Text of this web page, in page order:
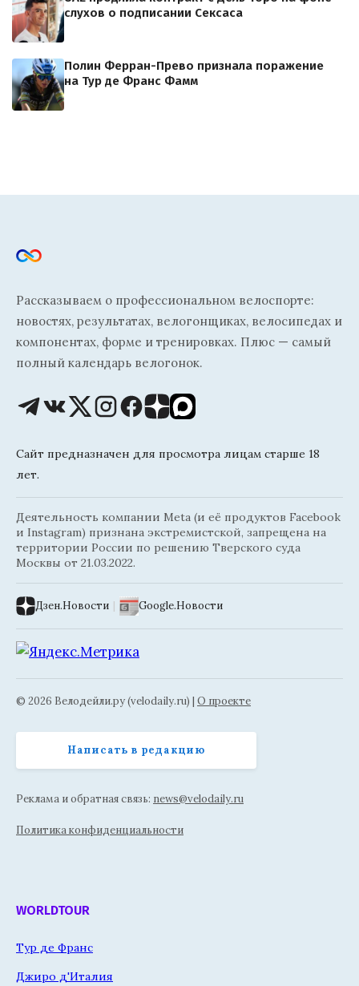
слухов о подписании Сексаса
Полин Ферран-Прево признала поражение
на Тур де Франс Фамм
Рассказываем о профессиональном велоспорте:
новостях, результатах, велогонщиках, велосипедах и
компонентах, форме и тренировках. Плюс — самый
полный календарь велогонок.
Сайт предназначен для просмотра лицам старше 18
лет.
Деятельность компании Meta (и её продуктов Facebook
и Instagram) признана экстремистской, запрещена на
территории России по решению Тверского суда
Москвы от 21.03.2022.
Дзен.Новости | Google.Новости
© 2026 Велодейли.ру (velodaily.ru) | О проекте
Написать в редакцию
Реклама и обратная связь: news@velodaily.ru
Политика конфиденциальности
WORLDTOUR
Тур де Франс
Джиро д'Италия